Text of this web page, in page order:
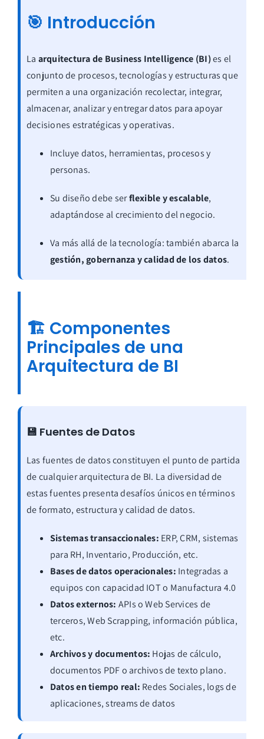
🎯 Introducción
La arquitectura de Business Intelligence (BI)es el
conjunto de procesos, tecnologías y estructuras que
permiten a una organización recolectar, integrar,
almacenar, analizar y entregar datos para apoyar
decisiones estratégicas y operativas.
Incluye datos, herramientas, procesos y
personas.
Su diseño debe serflexible y escalable,
adaptándose al crecimiento del negocio.
Va más allá de la tecnología: también abarca la
gestión, gobernanza y calidad de los datos.
🏗️ Componentes
Principales de una
Arquitectura de BI
💾 Fuentes de Datos
Las fuentes de datos constituyen el punto de partida
de cualquier arquitectura de BI. La diversidad de
estas fuentes presenta desafíos únicos en términos
de formato, estructura y calidad de datos.
Sistemas transaccionales: ERP, CRM, sistemas
para RH, Inventario, Producción, etc.
Bases de datos operacionales: Integradas a
equipos con capacidad IOT o Manufactura 4.0
Datos externos: APIs o Web Services de
terceros, Web Scrapping, información pública,
etc.
Archivos y documentos: Hojas de cálculo,
documentos PDF o archivos de texto plano.
Datos en tiempo real: Redes Sociales, logs de
aplicaciones, streams de datos